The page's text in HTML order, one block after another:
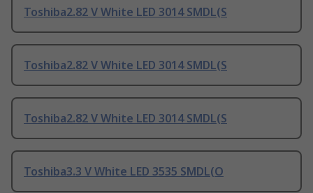
Toshiba2.82 V White LED 3014 SMDL(S
Toshiba2.82 V White LED 3014 SMDL(S
Toshiba2.82 V White LED 3014 SMDL(S
Toshiba3.3 V White LED 3535 SMDL(O